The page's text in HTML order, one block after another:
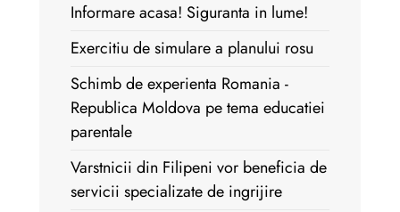
Informare acasa! Siguranta in lume!
Exercitiu de simulare a planului rosu
Schimb de experienta Romania -
Republica Moldova pe tema educatiei
parentale
Varstnicii din Filipeni vor beneficia de
servicii specializate de ingrijire